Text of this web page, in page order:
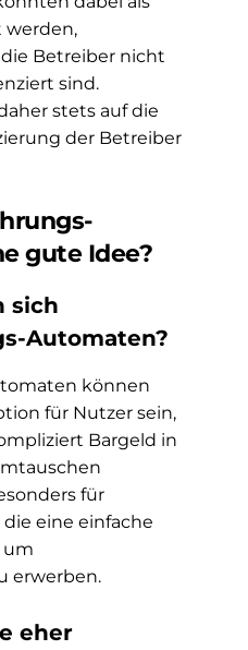
werden,
Betreiber nicht
sind.
stets auf die
der Betreiber
gute Idee?
sich
Automaten?
können
für Nutzer sein,
Bargeld in
für
eine einfache
um
erwerben.
eher